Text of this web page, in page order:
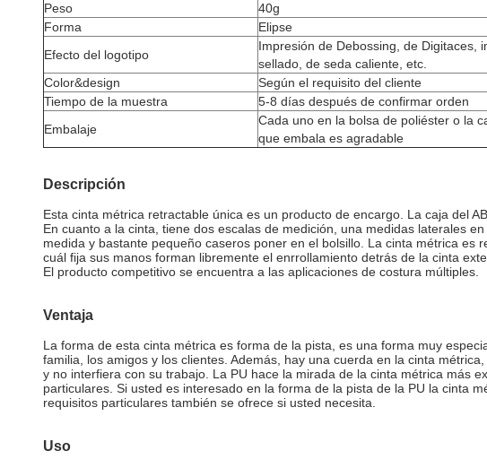
Peso
40g
Forma
Elipse
Efecto del logotipo
Impresión de Debossing, de Digitaces,
sellado, de seda caliente, etc.
Color&design
Según el requisito del cliente
Tiempo de la muestra
5-8 días después de confirmar orden
Embalaje
Cada uno en la bolsa de poliéster o la
que embala es agradable
Descripción
Esta cinta métrica retractable única es un producto de encargo. La caja del
En cuanto a la cinta, tiene dos escalas de medición, una medidas laterales
medida y bastante pequeño caseros poner en el bolsillo. La cinta métrica es
cuál fija sus manos forman libremente el enrrollamiento detrás de la cinta
El producto competitivo se encuentra a las aplicaciones de costura múltiples.
Ventaja
La forma de esta cinta métrica es forma de la pista, es una forma muy
familia, los amigos y los clientes. Además, hay una cuerda en la cinta
y no interfiera con su trabajo. La PU hace la mirada de la cinta métrica más
particulares. Si usted es interesado en la forma de la pista de la PU la cinta
requisitos particulares también se ofrece si usted necesita.
Uso